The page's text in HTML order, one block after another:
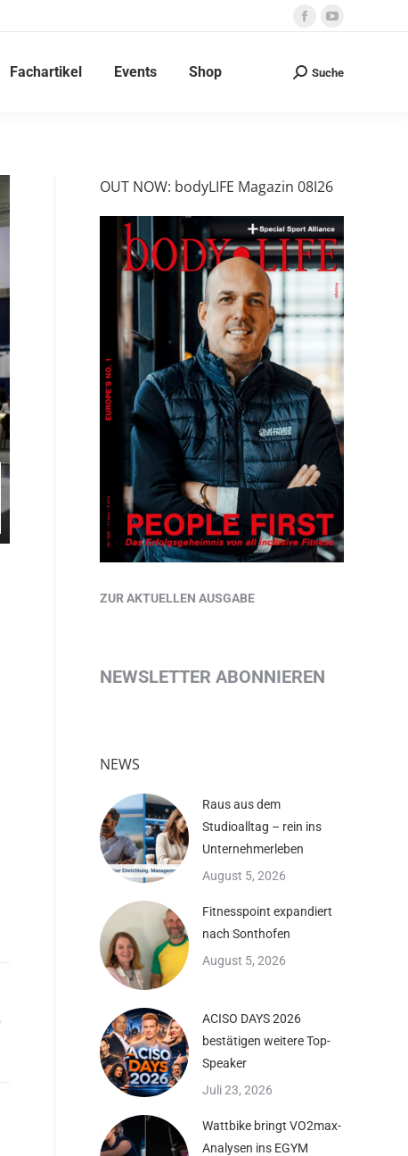
Facebook
opens
YouTube
opens
Fachartikel Events Shop Search:
Suche
OUT NOW: bodyLIFE Magazin 08I26
ZUR AKTUELLEN AUSGABE
NEWSLETTER ABONNIEREN
NEWS
Raus aus dem
Studioalltag – rein ins
Unternehmerleben
August 5, 2026
Fitnesspoint expandiert
nach Sonthofen
August 5, 2026
ACISO DAYS 2026
bestätigen weitere Top-
Speaker
Juli 23, 2026
Wattbike bringt VO2max-
Analysen ins EGYM